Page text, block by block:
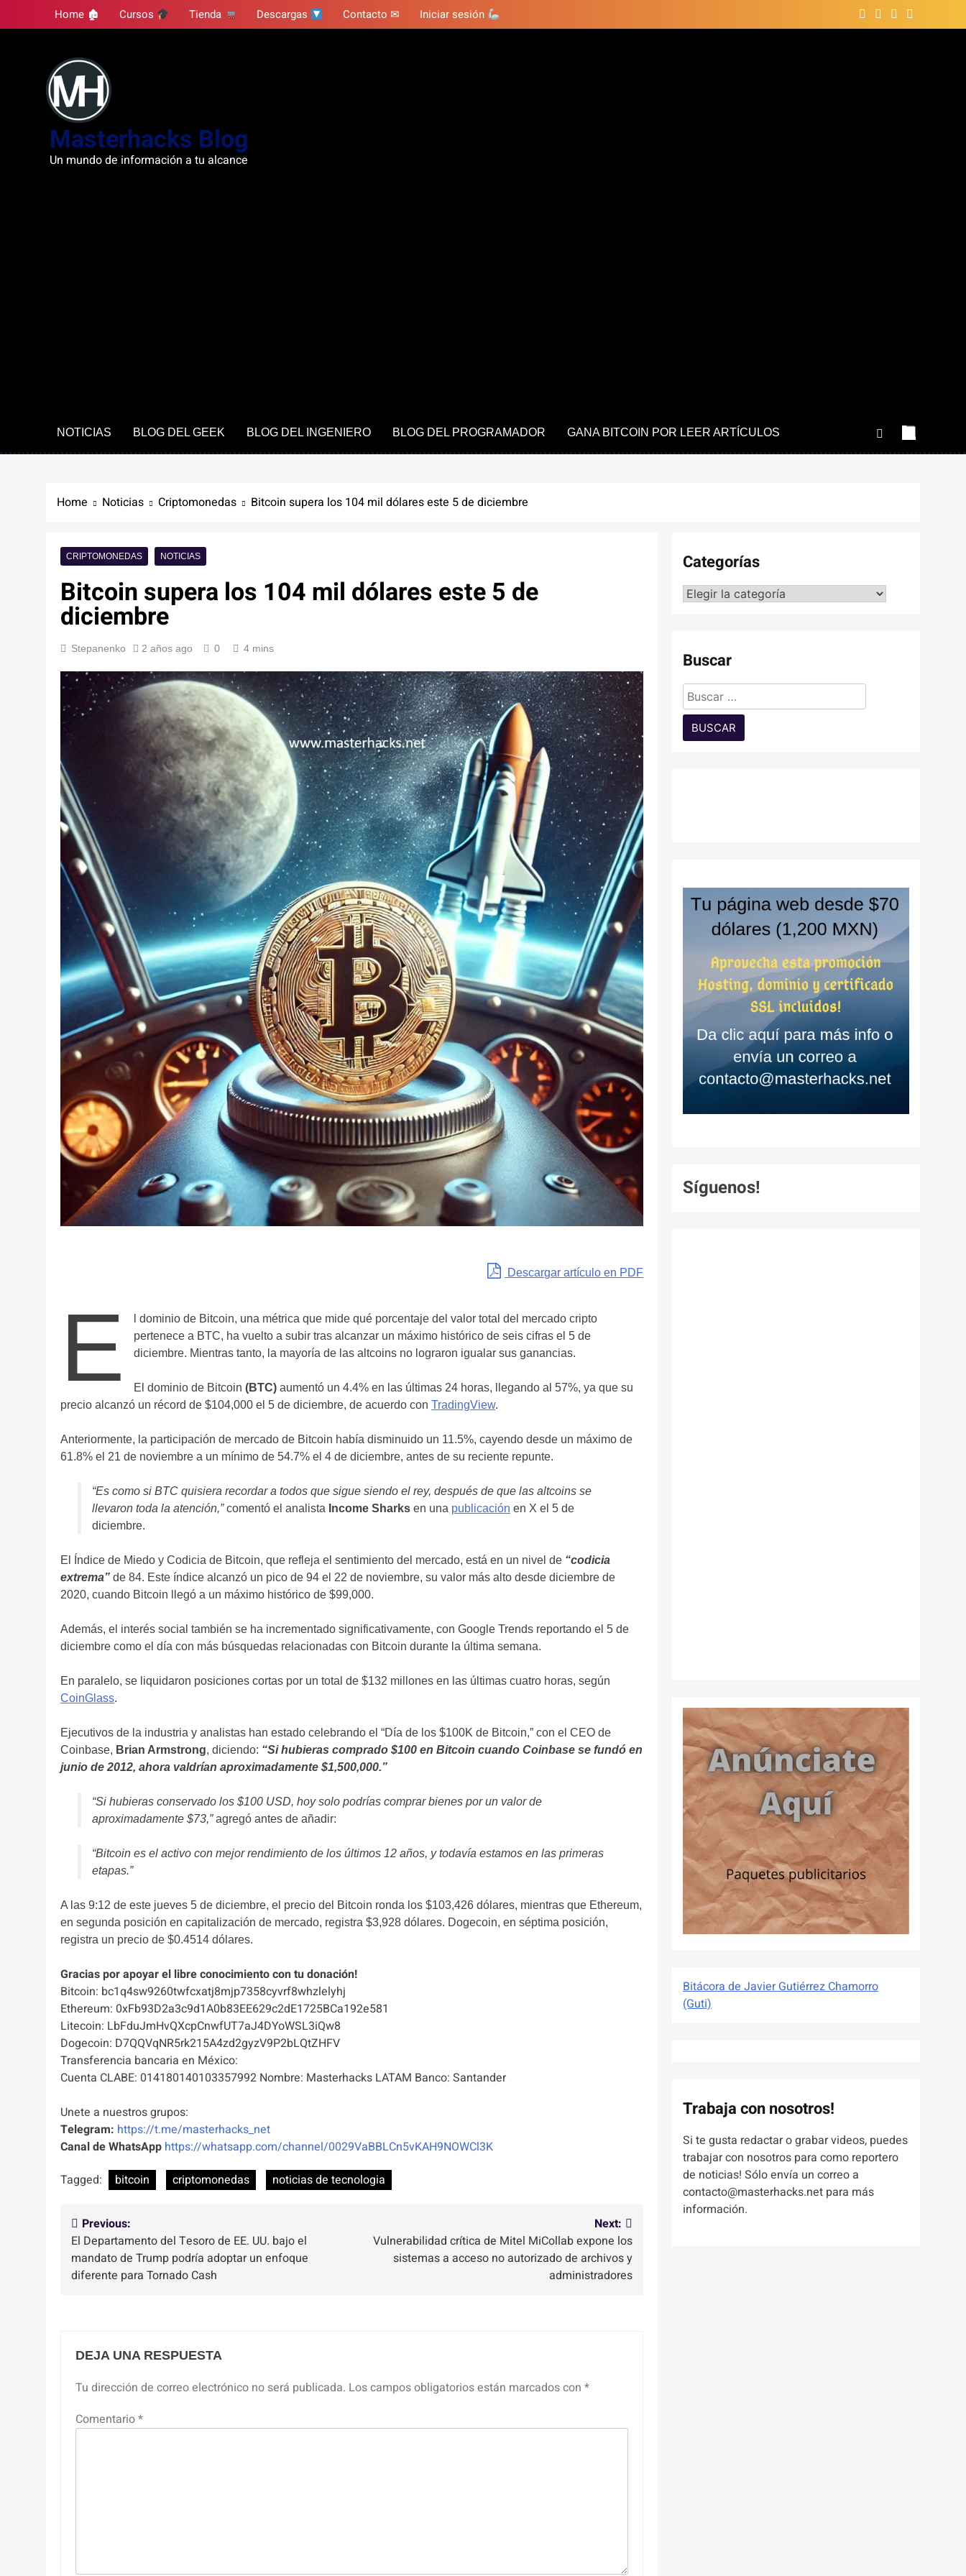
to
Home 🏚 Cursos Tienda Descargas Contacto ✉ Iniciar sesión
Masterhacks Blog
Un mundo de información a tu alcance
NOTICIAS BLOG DEL GEEK BLOG DEL INGENIERO BLOG DEL PROGRAMADOR GANA BITCOIN POR LEER ARTÍCULOS
Home Noticias Criptomonedas Bitcoin supera los 104 mil dólares este 5 de diciembre
CRIPTOMONEDAS NOTICIAS
Bitcoin supera los 104 mil dólares este 5 de
diciembre
Stepanenko 2 años ago 0 4 mins
Descargar artículo en PDF
E
l dominio de Bitcoin, una métrica que mide qué porcentaje del valor total del mercado cripto
pertenece a BTC, ha vuelto a subir tras alcanzar un máximo histórico de seis cifras el 5 de
diciembre. Mientras tanto, la mayoría de las altcoins no lograron igualar sus ganancias.
El dominio de Bitcoin(BTC) aumentó un 4.4% en las últimas 24 horas, llegando al 57%, ya que su
precio alcanzó un récord de $104,000 el 5 de diciembre, de acuerdo con TradingView.
Anteriormente, la participación de mercado de Bitcoin había disminuido un 11.5%, cayendo desde un máximo de
61.8% el 21 de noviembre a un mínimo de 54.7% el 4 de diciembre, antes de su reciente repunte.
“Es como si BTC quisiera recordar a todos que sigue siendo el rey, después de que las altcoins se
llevaron toda la atención,”comentó el analista Income Sharks en una publicación en X el 5 de
diciembre.
El Índice de Miedo y Codicia de Bitcoin, que refleja el sentimiento del mercado, está en un nivel de “codicia
extrema” de 84. Este índice alcanzó un pico de 94 el 22 de noviembre, su valor más alto desde diciembre de
2020, cuando Bitcoin llegó a un máximo histórico de $99,000.
Además, el interés social también se ha incrementado significativamente, con Google Trends reportando el 5 de
diciembre como el día con más búsquedas relacionadas con Bitcoin durante la última semana.
En paralelo, se liquidaron posiciones cortas por un total de $132 millones en las últimas cuatro horas, según
CoinGlass.
Ejecutivos de la industria y analistas han estado celebrando el “Día de los $100K de Bitcoin,” con el CEO de
Coinbase, Brian Armstrong, diciendo: “Si hubieras comprado $100 en Bitcoin cuando Coinbase se fundó en
junio de 2012, ahora valdrían aproximadamente $1,500,000.”
“Si hubieras conservado los $100 USD, hoy solo podrías comprar bienes por un valor de
aproximadamente $73,”agregó antes de añadir:
“Bitcoin es el activo con mejor rendimiento de los últimos 12 años, y todavía estamos en las primeras
etapas.”
A las 9:12 de este jueves 5 de diciembre, el precio del Bitcoin ronda los $103,426 dólares, mientras que Ethereum,
en segunda posición en capitalización de mercado, registra $3,928 dólares. Dogecoin, en séptima posición,
registra un precio de $0.4514 dólares.
Gracias por apoyar el libre conocimiento con tu donación!
Bitcoin: bc1q4sw9260twfcxatj8mjp7358cyvrf8whzlelyhj
Ethereum: 0xFb93D2a3c9d1A0b83EE629c2dE1725BCa192e581
Litecoin: LbFduJmHvQXcpCnwfUT7aJ4DYoWSL3iQw8
Dogecoin: D7QQVqNR5rk215A4zd2gyzV9P2bLQtZHFV
Transferencia bancaria en México:
Cuenta CLABE: 014180140103357992 Nombre: Masterhacks LATAM Banco: Santander
Unete a nuestros grupos:
Telegram: https://t.me/masterhacks_net
Canal de WhatsApp https://whatsapp.com/channel/0029VaBBLCn5vKAH9NOWCl3K
Tagged:
bitcoin criptomonedas noticias de tecnologia
Navegación
de
entradas
Previous:
El Departamento del Tesoro de EE. UU. bajo el
mandato de Trump podría adoptar un enfoque
diferente para Tornado Cash
Next:
Vulnerabilidad crítica de Mitel MiCollab expone los
sistemas a acceso no autorizado de archivos y
administradores
DEJA UNA RESPUESTA
Tu dirección de correo electrónico no será publicada. Los campos obligatorios están marcados con *
Comentario*
Categorías
Categorías
Buscar
Buscar:
Síguenos!
Bitácora de Javier Gutiérrez Chamorro
(Guti)
Trabaja con nosotros!
Si te gusta redactar o grabar videos, puedes
trabajar con nosotros para como reportero
de noticias! Sólo envía un correo a
contacto@masterhacks.net para más
información.